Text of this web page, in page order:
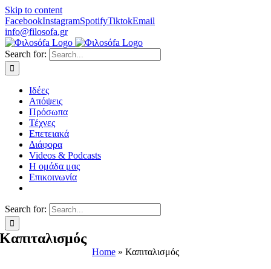
Skip to content
FacebookInstagramSpotifyTiktokEmail
info@filosofa.gr
Search for:
Ιδέες
Απόψεις
Πρόσωπα
Τέχνες
Επετειακά
Διάφορα
Videos & Podcasts
Η ομάδα μας
Επικοινωνία
Search for:
Καπιταλισμός
Home » Καπιταλισμός